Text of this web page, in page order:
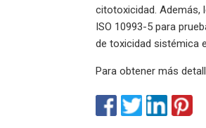
citotoxicidad. Además,
ISO 10993-5 para
de toxicidad sistémica
Para obtener más